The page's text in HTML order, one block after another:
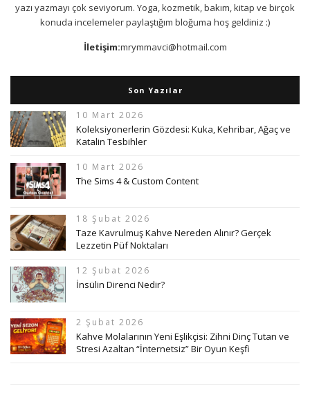
yazı yazmayı çok seviyorum. Yoga, kozmetik, bakım, kitap ve birçok
konuda incelemeler paylaştığım bloğuma hoş geldiniz :)
İletişim:mrymmavci@hotmail.com
Son Yazılar
10 Mart 2026
Koleksiyonerlerin Gözdesi: Kuka, Kehribar, Ağaç ve
Katalin Tesbihler
10 Mart 2026
The Sims 4 & Custom Content
18 Şubat 2026
Taze Kavrulmuş Kahve Nereden Alınır? Gerçek
Lezzetin Püf Noktaları
12 Şubat 2026
İnsülin Direnci Nedir?
2 Şubat 2026
Kahve Molalarının Yeni Eşlikçisi: Zihni Dinç Tutan ve
Stresi Azaltan “İnternetsiz” Bir Oyun Keşfi